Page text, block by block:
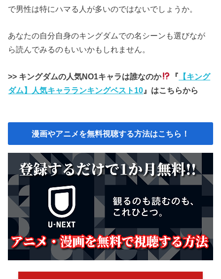
で男性は特にハマる人が多いのではないでしょうか。
あなたの自分自身のキングダムでの名シーンも選びなが
ら読んでみるのもいいかもしれません。
>> キングダムの人気NO1キャラは誰なのか 『 【キング
ダム】人気キャラランキングベスト10 』はこちらから
漫画やアニメを無料視聴する方法はこちら！